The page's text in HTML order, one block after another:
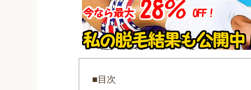
■目次